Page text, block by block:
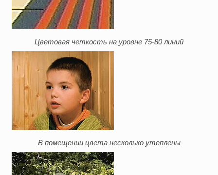
Цветовая четкость на уровне 75-80 линий
В помещении цвета несколько утеплены